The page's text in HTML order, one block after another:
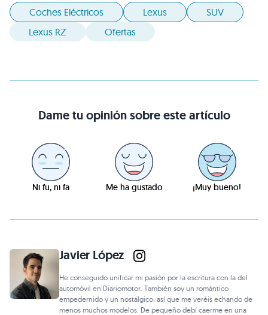
Coches Eléctricos Lexus
SUV
Lexus RZ
Ofertas
Dame tu opinión sobre este artículo
Ni fu, ni fa Me ha gustado ¡Muy bueno!
Javier López
He conseguido unificar mi pasión por la escritura con la del
automóvil en Diariomotor. También soy un romántico
empedernido y un nostálgico, así que me veréis echando de
menos muchos modelos. De pequeño debí caerme en una